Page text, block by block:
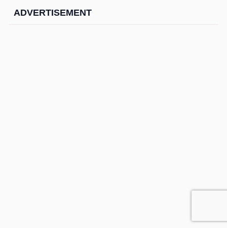
ADVERTISEMENT